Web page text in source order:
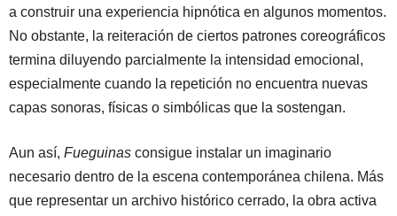
a construir una experiencia hipnótica en algunos momentos.
No obstante, la reiteración de ciertos patrones coreográficos
termina diluyendo parcialmente la intensidad emocional,
especialmente cuando la repetición no encuentra nuevas
capas sonoras, físicas o simbólicas que la sostengan.
Aun así, Fueguinas consigue instalar un imaginario
necesario dentro de la escena contemporánea chilena. Más
que representar un archivo histórico cerrado, la obra activa